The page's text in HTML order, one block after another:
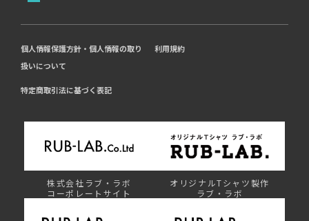
個人情報保護方針・個人情報の取り
扱いについて
利用規約
特定商取引法に基づく表記
株式会社ラブ・ラボ
コーポレートサイト
オリジナルTシャツ製作
ラブ・ラボ